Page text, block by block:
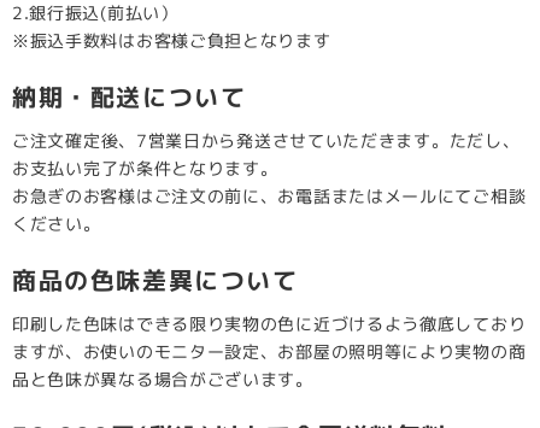
2.銀行振込(前払い）
※振込手数料はお客様ご負担となります
納期・配送について
ご注文確定後、7営業日から発送させていただきます。ただし、
お支払い完了が条件となります。
お急ぎのお客様はご注文の前に、お電話またはメールにてご相談
ください。
商品の色味差異について
印刷した色味はできる限り実物の色に近づけるよう徹底しており
ますが、お使いのモニター設定、お部屋の照明等により実物の商
品と色味が異なる場合がございます。